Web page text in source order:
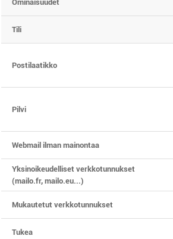
Tili
Postilaatikko
Pilvi
Webmail ilman mainontaa
Yksinoikeudelliset verkkotunnukset
(mailo.fr, mailo.eu...)
Mukautetut verkkotunnukset
Tukea